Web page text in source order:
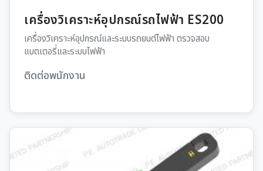
เครื่องวิเคราะห์อุปกรณ์รถไฟฟ้า ES200
เครื่องวิเคราะห์อุปกรณ์และระบบรถยนต์ไฟฟ้า ตรวจสอบ
แบตเตอรี่และระบบไฟฟ้า
ติดต่อพนักงาน